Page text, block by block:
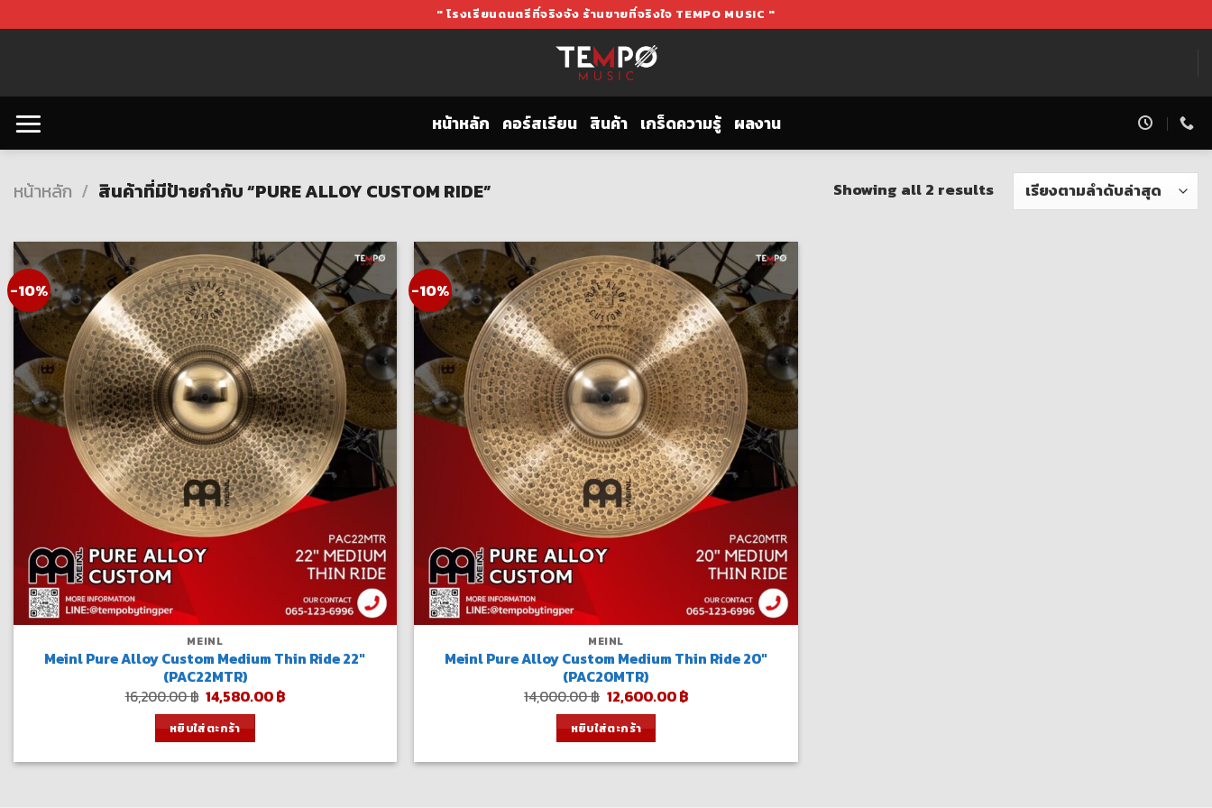
to
" โรงเรียนดนตรีที่จริงจัง ร้านขายที่จริงใจ TEMPO MUSIC "
หน้าหลัก คอร์สเรียน สินค้า เกร็ดความรู้ ผลงาน
หน้าหลัก / สินค้าที่มีป้ายกำกับ “PURE ALLOY CUSTOM RIDE” Showing all 2 results
-10%
MEINL
Meinl Pure Alloy Custom Medium Thin Ride 22″
(PAC22MTR)
16,200.00฿ Original
price
was:
16,200.00 ฿.
14,580.00฿Current
หยิบใส่ตะกร้า
-10%
MEINL
Meinl Pure Alloy Custom Medium Thin Ride 20″
(PAC20MTR)
14,000.00฿ Original
price
was:
14,000.00 ฿.
12,600.00฿Current
หยิบใส่ตะกร้า